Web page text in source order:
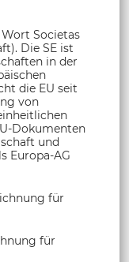
Societas
Die SE ist
in der
die EU seit
von
Dokumenten
und
Europa-AG
für
für